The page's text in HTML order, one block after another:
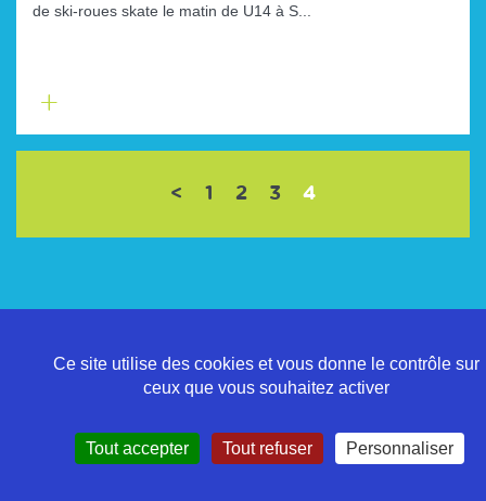
de ski-roues skate le matin de U14 à S...
savoir
< 1 2 3 4(current)
Ce site utilise des cookies et vous donne le contrôle sur
ceux que vous souhaitez activer
Tout accepter Tout refuser Personnaliser